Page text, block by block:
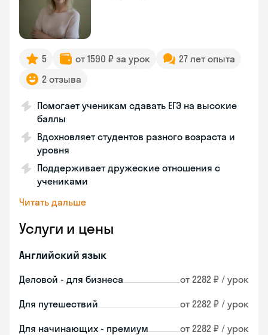
5 от 1590 ₽ за урок
27 лет опыта
2 отзыва
Помогает ученикам сдавать ЕГЭ на высокие
баллы
Вдохновляет студентов разного возраста и
уровня
Поддерживает дружеские отношения с
учениками
Читать дальше
Услуги и цены
Английский язык
Деловой - для бизнеса от 2282 ₽ / урок
Для путешествий от 2282 ₽ / урок
Для начинающих - премиум от 2282 ₽ / урок